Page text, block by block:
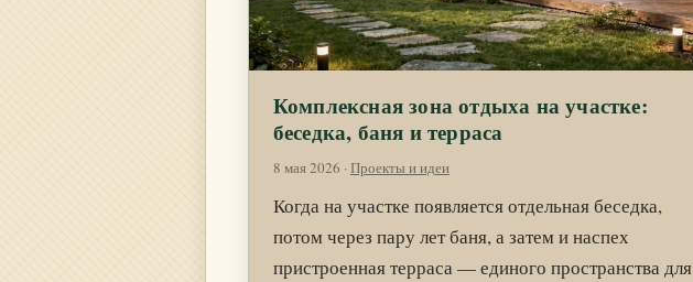
Комплексная зона отдыха на участке:
беседка, баня и терраса
8 мая 2026 ·Проекты и идеи
Когда на участке появляется отдельная беседка,
потом через пару лет баня, а затем и наспех
пристроенная терраса — единого пространства для